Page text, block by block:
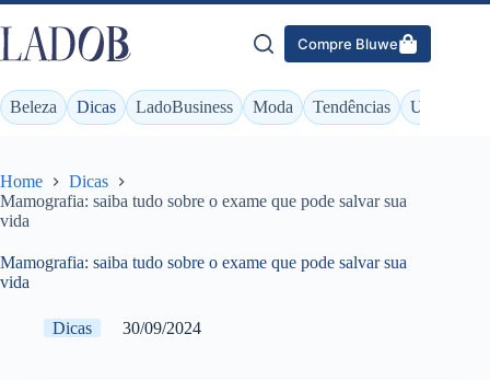
Pular
para
o
conteúdo
Compre Bluwe
Beleza Dicas LadoBusiness Moda Tendências Unhas
Home
Dicas
Mamografia: saiba tudo sobre o exame que pode salvar sua
vida
Mamografia: saiba tudo sobre o exame que pode salvar sua
vida
Dicas 30/09/2024